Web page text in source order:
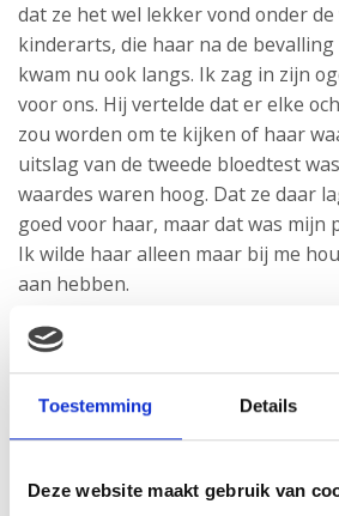
Toestemming Details
Deze website maakt gebruik van
dat ze het wel lekker vond onder
kinderarts, die haar na de
kwam nu ook langs. Ik zag in zijn
voor ons. Hij vertelde dat er elke
zou worden om te kijken of haar
uitslag van de tweede bloedtest
waardes waren hoog. Dat ze daar
goed voor haar, maar dat was mijn
Ik wilde haar alleen maar bij me
aan hebben.
Het voelde niet alsof ik
Voor haar voeding mocht ze er
fijn om haar vast te houden. We
leren kennen. Het fijne, van haar
mogelijk onder de lamp moest. We